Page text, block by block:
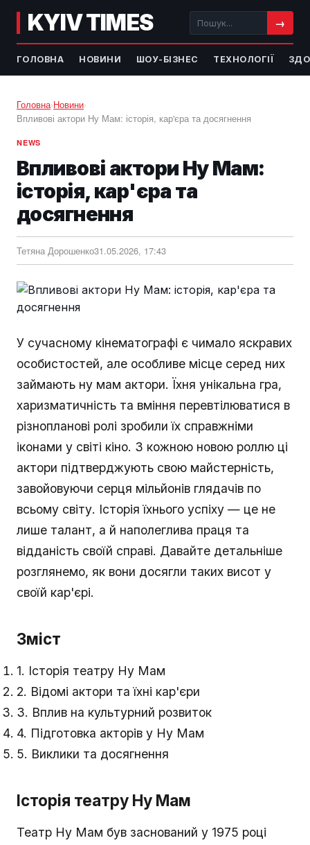
KYIV TIMES →
ГОЛОВНА НОВИНИ ШОУ-БІЗНЕС ТЕХНОЛОГІЇ
Головна›Новини›
Впливові актори Ну Мам: історія, кар'єра та досягнення
NEWS
Впливові актори Ну Мам:
історія, кар'єра та
досягнення
Тетяна Дорошенко31.05.2026, 17:43
У сучасному кінематографі є чимало яскравих
особистостей, але особливе місце серед них
займають ну мам актори. Їхня унікальна гра,
харизматичність та вміння перевтілюватися в
різнопланові ролі зробили їх справжніми
іконами у світі кіно. З кожною новою роллю ці
актори підтверджують свою майстерність,
завойовуючи серця мільйонів глядачів по
всьому світу. Історія їхнього успіху — це не
лише талант, а й наполеглива праця та
відданість своїй справі. Давайте детальніше
розглянемо, як вони досягли таких висот у
своїй кар'єрі.
Зміст
1. Історія театру Ну Мам
2. Відомі актори та їхні кар'єри
3. Вплив на культурний розвиток
4. Підготовка акторів у Ну Мам
5. Виклики та досягнення
Історія театру Ну Мам
Театр Ну Мам був заснований у 1975 році